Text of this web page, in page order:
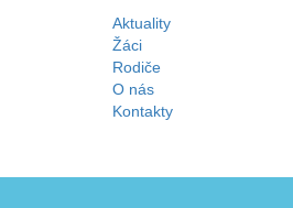
Aktuality
Žáci
Rodiče
O nás
Kontakty